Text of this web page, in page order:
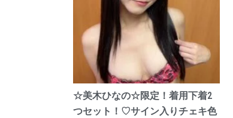
☆美木ひなの☆限定！着用下着2
つセット！♡サイン入りチェキ色